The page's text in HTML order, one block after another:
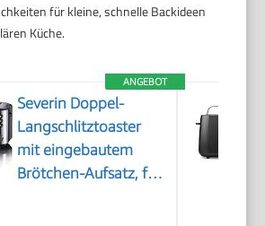
für kleine, schnelle Backideen
Küche.
ANGEBOT
Severin Doppel-
Langschlitztoaster
mit eingebautem
Brötchen-Aufsatz, für